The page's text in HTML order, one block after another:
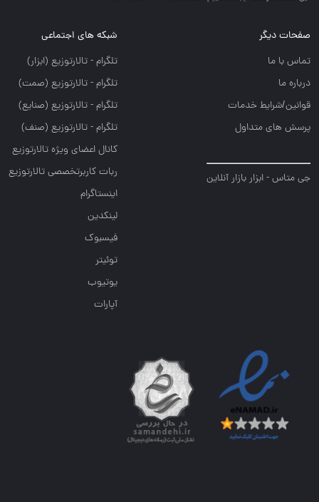
خدمات
بازار آنلاین
شبکه های اجتماعی
تلگرام - تالارتوزيع (ابزار)
تلگرام - تالارتوزيع (صمت)
تلگرام - تالارتوزيع (صنايع)
تلگرام - تالارتوزیع (صنف)
کانال اعضای ویژه تالارتوزیع
ربات کاربرتخصصی تالارتوزیع